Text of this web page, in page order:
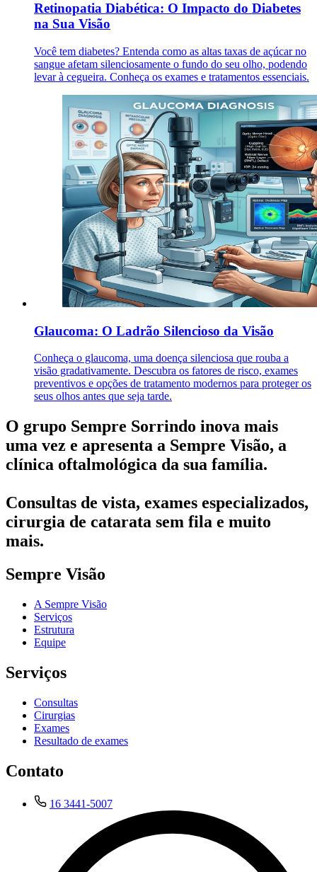
Retinopatia Diabética: O Impacto do Diabetes
na Sua Visão
Você tem diabetes? Entenda como as altas taxas de açúcar no
sangue afetam silenciosamente o fundo do seu olho, podendo
levar à cegueira. Conheça os exames e tratamentos essenciais.
Glaucoma: O Ladrão Silencioso da Visão
Conheça o glaucoma, uma doença silenciosa que rouba a
visão gradativamente. Descubra os fatores de risco, exames
preventivos e opções de tratamento modernos para proteger os
seus olhos antes que seja tarde.
O grupo Sempre Sorrindo inova mais
uma vez e apresenta a Sempre Visão, a
clínica oftalmológica da sua família.
Consultas de vista, exames especializados,
cirurgia de catarata sem fila e muito
mais.
Sempre Visão
A Sempre Visão
Serviços
Estrutura
Equipe
Serviços
Consultas
Cirurgias
Exames
Resultado de exames
Contato
16 3441-5007